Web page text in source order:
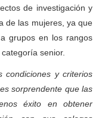
de investigación y
de las mujeres, ya que
grupos en los rangos
senior.
condiciones y criterios
sorprendente que las
éxito en obtener